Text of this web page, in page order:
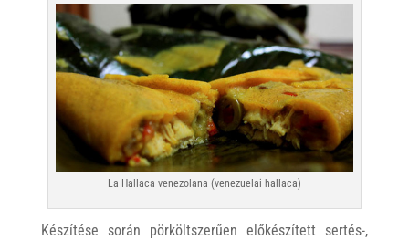
La Hallaca venezolana (venezuelai hallaca)
Készítése során pörköltszerűen előkészített sertés-,